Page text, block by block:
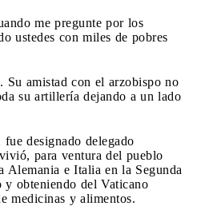
me pregunte por los
ustedes con miles de pobres
Su amistad con el arzo­bispo no
su artillería dejando a un lado
designado delegado
para ventura del pueblo
Alemania e Italia en la Segunda
obteniendo del Vaticano
medici­nas y alimentos.